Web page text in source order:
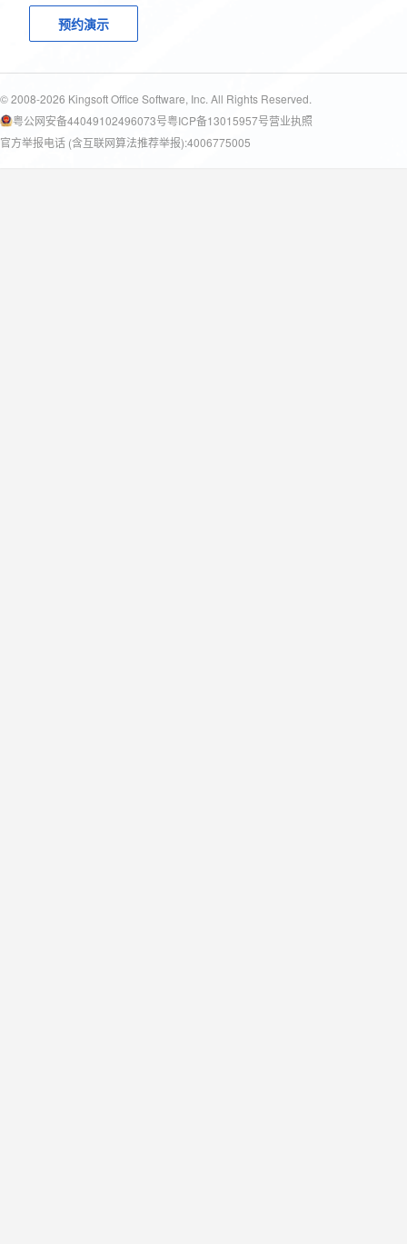
预约演示
© 2008-2026 Kingsoft Office Software, Inc. All Rights Reserved.
粤公网安备44049102496073号粤ICP备13015957号营业执照
官方举报电话 (含互联网算法推荐举报):4006775005